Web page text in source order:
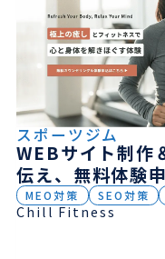
スポーツジム
WEBサイト制作
伝え、無料体験
MEO対策 SEO対策
Chill Fitness